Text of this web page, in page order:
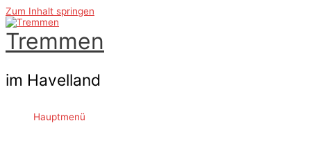
Zum Inhalt springen
Tremmen
im Havelland
Hauptmenü